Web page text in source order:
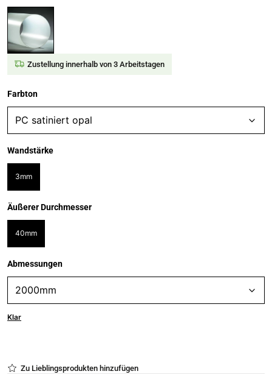
Zustellung innerhalb von 3 Arbeitstagen
Farbton
Wandstärke
3mm
Äußerer Durchmesser
40mm
Abmessungen
Klar
Zu Lieblingsprodukten hinzufügen